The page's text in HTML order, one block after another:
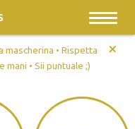
mascherina • Rispetta
mani • Sii puntuale ;)
+